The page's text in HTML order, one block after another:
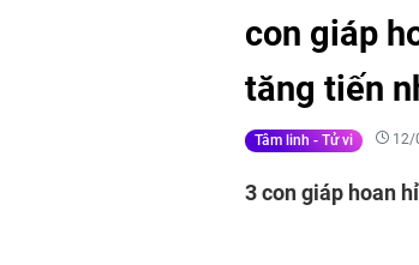
con giáp
tăng tiến
Tâm linh - Tử vi 12/
3 con giáp hoan